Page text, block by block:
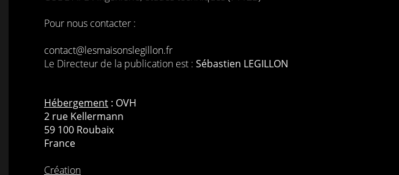
Pour nous contacter :
contact@lesmaisonslegillon.fr
Le Directeur de la publication est : Sébastien LEGILLON
Hébergement : OVH
2 rue Kellermann
59 100 Roubaix
France
Création